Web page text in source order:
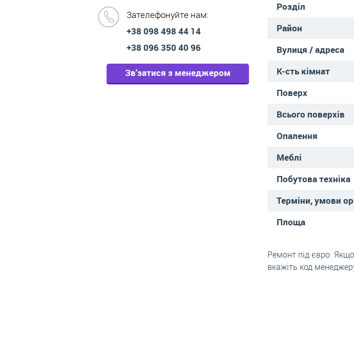
Розділ
Район
Вулиця / адреса
К-сть кімнат
Поверх
Всього поверхів
Опалення
Меблі
Побутова техніка
Терміни, умови
Площа
Ремонт під євро.
вкажіть код
Зателефонуйте нам:
+38 098 498 44 14
+38 096 350 40 96
Зв'затися з менеджером